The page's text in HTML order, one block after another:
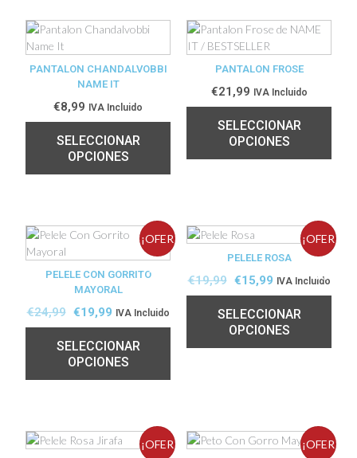
PANTALON CHANDALVOBBI
NAME IT
€8,99 IVA Incluido
SELECCIONAR
OPCIONES
PANTALON FROSE
€21,99 IVA Incluido
SELECCIONAR
OPCIONES
¡OFER
TA!
PELELE CON GORRITO
MAYORAL
€24,99 €19,99 IVA Incluido
SELECCIONAR
OPCIONES
¡OFER
TA!
PELELE ROSA
€19,99 €15,99 IVA Incluido
SELECCIONAR
OPCIONES
¡OFER ¡OFER